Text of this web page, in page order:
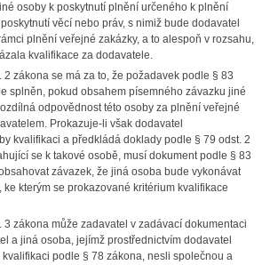
osoby k poskytnutí plnění určeného k plnění
věcí nebo práv, s nimiž bude dodavatel
plnění veřejné zakázky, a to alespoň v rozsahu,
kvalifikace za dodavatele.
se má za to, že požadavek podle § 83
splněn, pokud obsahem písemného závazku jiné
odpovědnost této osoby za plnění veřejné
Prokazuje-li však dodavatel
kvalifikaci a předkládá doklady podle § 79 odst. 2
se k takové osobě, musí dokument podle § 83
závazek, že jiná osoba bude vykonávat
ke kterým se prokazované kritérium kvalifikace
může zadavatel v zadávací dokumentaci
a jiná osoba, jejímž prostřednictvím dodavatel
podle § 78 zákona, nesli společnou a